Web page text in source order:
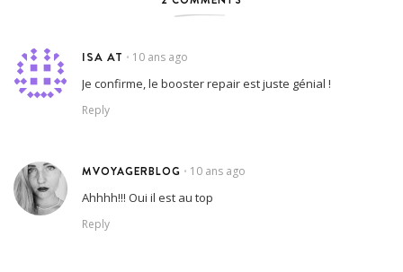
ISA AT • 10 ans ago
Je confirme, le booster repair est juste génial !
Reply
MVOYAGERBLOG • 10 ans ago
Ahhhh!!! Oui il est au top
Reply